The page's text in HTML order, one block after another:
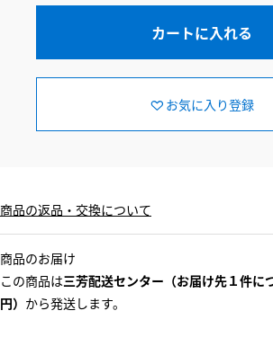
カートに入れる
お気に入り登録
商品の返品・交換について
商品のお届け
この商品は三芳配送センター（お届け先１件に
円） から発送します。